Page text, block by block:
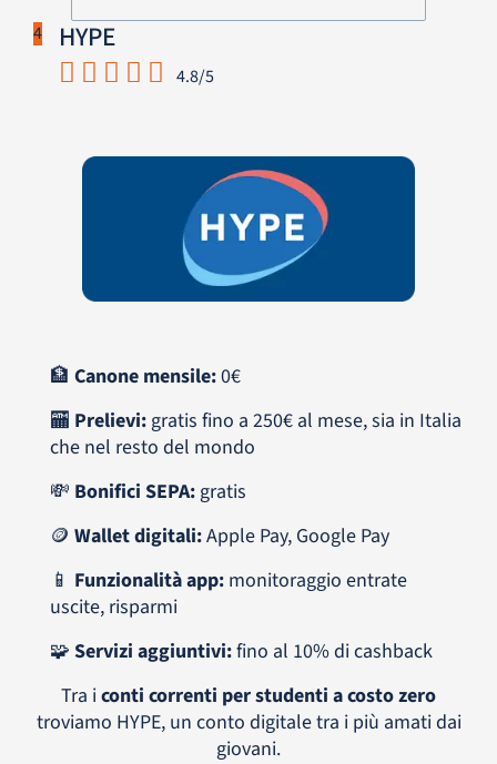
4
HYPE
4.8/5
🏦 Canone mensile:0€
🏧 Prelievi: gratis fino a 250€ al mese, sia in Italia
che nel resto del mondo
💸 Bonifici SEPA: gratis
🪙 Wallet digitali:Apple Pay, Google Pay
📱 Funzionalità app: monitoraggio entrate
uscite, risparmi
🧩 Servizi aggiuntivi:fino al 10% di cashback
Tra iconti correnti per studenti a costo zero
troviamo HYPE, un conto digitale tra i più amati dai
giovani.